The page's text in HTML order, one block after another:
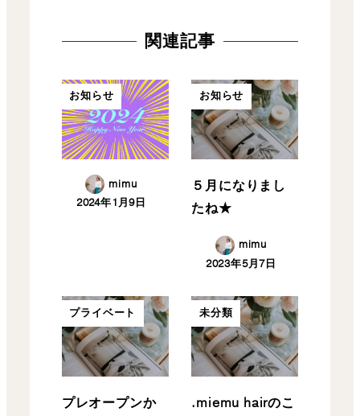
関連記事
お知らせ
mimu
2024年1月9日
お知らせ
５月になりまし
たね★
mimu
2023年5月7日
プライベート
プレオープンか
未分類
.miemu hairのこ